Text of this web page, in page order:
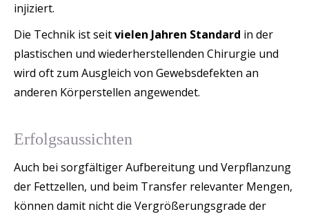
injiziert.
Die Technik ist seitvielen Jahren Standard in der
plastischen und wiederherstellenden Chirurgie und
wird oft zum Ausgleich von Gewebsdefekten an
anderen Körperstellen angewendet.
Erfolgsaussichten
Auch bei sorgfältiger Aufbereitung und Verpflanzung
der Fettzellen, und beim Transfer relevanter Mengen,
können damit nicht die Vergrößerungsgrade der